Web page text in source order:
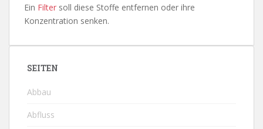
Ein Filter soll diese Stoffe entfernen oder ihre
Konzentration senken.
SEITEN
Abbau
Abfluss